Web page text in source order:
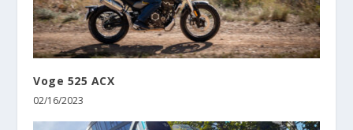
Voge 525 ACX
02/16/2023